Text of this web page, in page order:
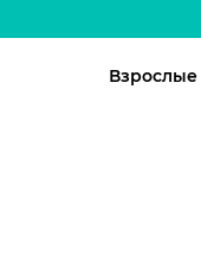
Взрослые